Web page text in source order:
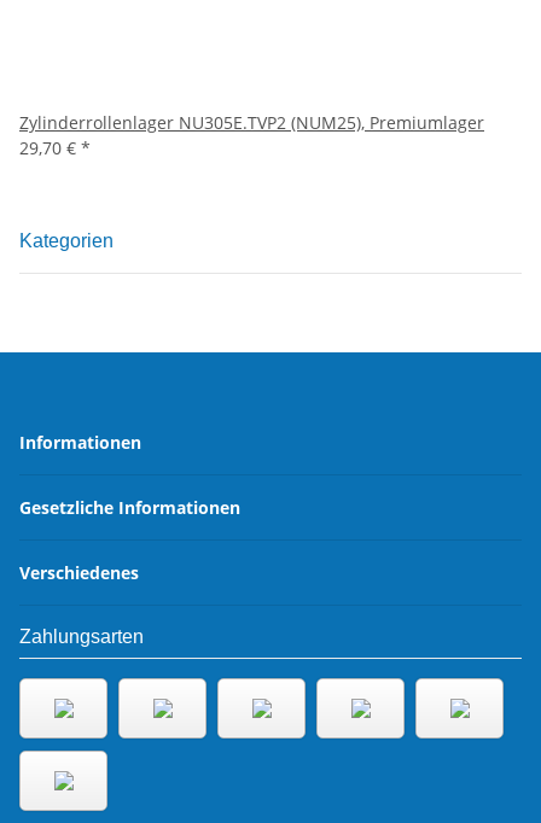
Zylinderrollenlager NU305E.TVP2 (NUM25), Premiumlager
29,70 € *
Kategorien
Informationen
Gesetzliche Informationen
Verschiedenes
Zahlungsarten